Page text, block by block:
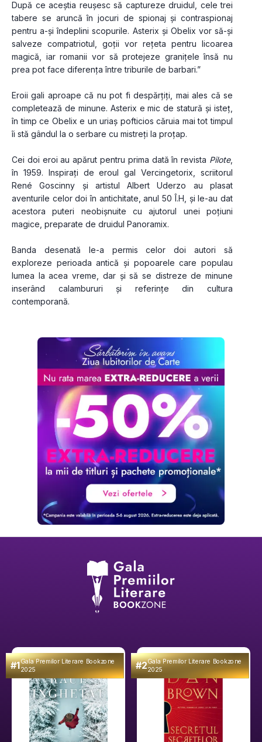
După ce aceștia reușesc să captureze druidul, cele trei
tabere se aruncă în jocuri de spionaj și contraspionaj
pentru a-și îndeplini scopurile. Asterix și Obelix vor să-și
salveze compatriotul, goții vor rețeta pentru licoarea
magică, iar romanii vor să protejeze granițele însă nu
prea pot face diferența între triburile de barbari.”
Eroii gali aproape că nu pot fi despărțiți, mai ales că se
completează de minune. Asterix e mic de statură și isteț,
în timp ce Obelix e un uriaș pofticios căruia mai tot timpul
îi stă gândul la o serbare cu mistreți la proțap.
Cei doi eroi au apărut pentru prima dată în revista Pilote,
în 1959. Inspirați de eroul gal Vercingetorix, scriitorul
René Goscinny și artistul Albert Uderzo au plasat
aventurile celor doi în antichitate, anul 50 Î.H, și le-au dat
acestora puteri neobișnuite cu ajutorul unei poțiuni
magice, preparate de druidul Panoramix.
Banda desenată le-a permis celor doi autori să
exploreze perioada antică și popoarele care populau
lumea la acea vreme, dar și să se distreze de minune
inserând calambururi și referințe din cultura
contemporană.
#1Gala Premilor Literare Bookzone
2025 #2Gala Premilor Literare Bookzone
2025